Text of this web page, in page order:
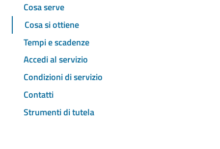
Cosa serve
Cosa si ottiene
Tempi e scadenze
Accedi al servizio
Condizioni di servizio
Contatti
Strumenti di tutela